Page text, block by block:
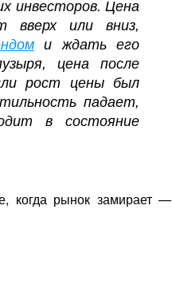
инвесторов. Цена
вверх или вниз,
и ждать его
цена после
рост цены был
падает,
в состояние
когда рынок замирает —